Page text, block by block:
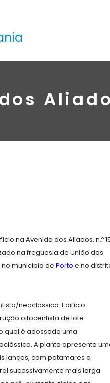
na Avenida dos Aliados, n.º
na freguesia de União das
municipio de Porto e no
neoclássica. Edifício
oitocentista de lote
qual é adossada uma
A planta apresenta
lanços, com patamares a
sucessivamente mais larga